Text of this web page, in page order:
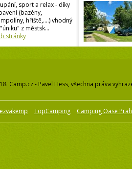
sport a relax - díky
(bazény,
hřiště,....) vhodný
z městsk...
stránky
Camp.cz - Pavel Hess, všechna práva
TopCamping Camping Oase